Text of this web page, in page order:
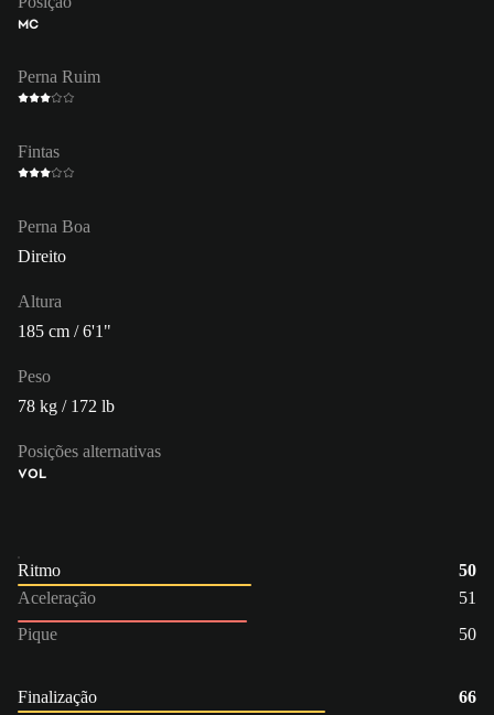
MC
Perna Ruim
Fintas
Perna Boa
Direito
Altura
185 cm / 6'1"
Peso
78 kg / 172 lb
Posições alternativas
VOL
Ritmo
50
Aceleração
51
Pique
50
Finalização
66